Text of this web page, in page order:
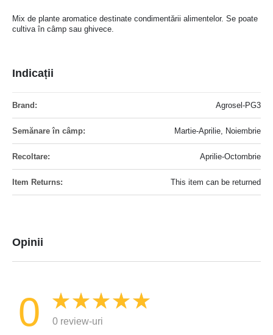
Mix de plante aromatice destinate condimentării alimentelor. Se poate
cultiva în câmp sau ghivece.
Indicații
Agrosel-PG3
Martie-Aprilie, Noiembrie
Aprilie-Octombrie
This item can be returned
Opinii
0 0 review-uri